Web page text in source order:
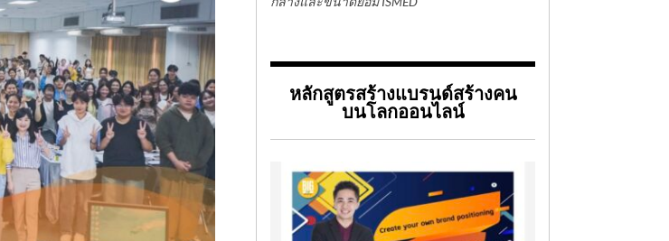
หลักสูตรสร้างแบรนด์สร้างคน
บนโลกออนไลน์